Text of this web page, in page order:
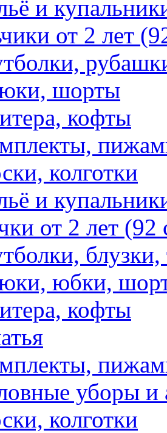
и
от 2 лет
шорты
кофты
колготки
и
от 2 лет
юбки,
кофты
уборы и
колготки